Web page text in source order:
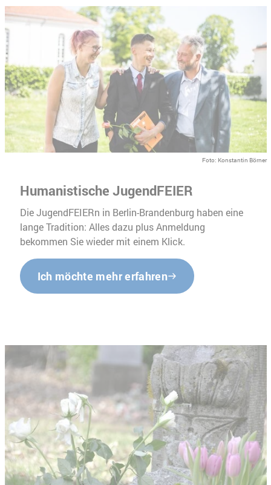
Foto: Konstantin Börner
Humanistische JugendFEIER
Die JugendFEIERn in Berlin-Brandenburg haben eine
lange Tradition: Alles dazu plus Anmeldung
bekommen Sie wieder mit einem Klick.
Ich möchte mehr erfahren